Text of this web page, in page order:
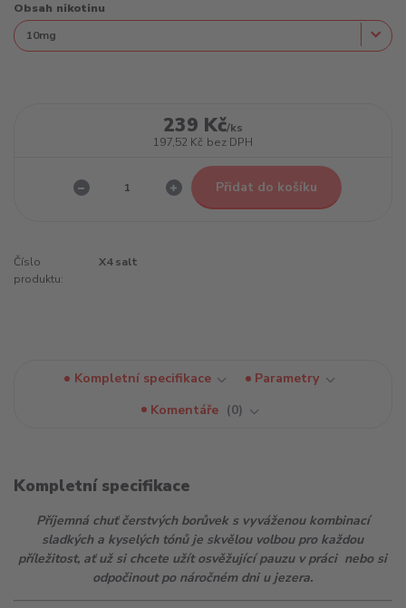
Obsah nikotinu
239 Kč/ks
197,52 Kč bez DPH
Přidat do košíku
Číslo
produktu:
X4 salt
Kompletní specifikace
Parametry
Komentáře
0
Kompletní specifikace
Příjemná chuť čerstvých borůvek s vyváženou kombinací
sladkých a kyselých tónů je skvělou volbou pro každou
příležitost, ať už si chcete užít osvěžující pauzu v práci nebo si
odpočinout po náročném dni u jezera.